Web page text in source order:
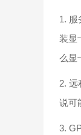
1. 服
装显
么显
2. 远
说可
3.